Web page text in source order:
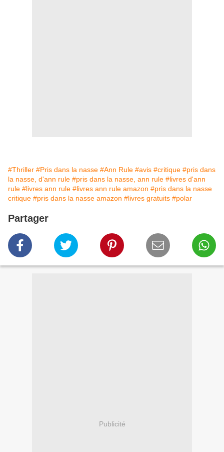
#Thriller #Pris dans la nasse #Ann Rule #avis #critique #pris dans
la nasse, d'ann rule #pris dans la nasse, ann rule #livres d'ann
rule #livres ann rule #livres ann rule amazon #pris dans la nasse
critique #pris dans la nasse amazon #livres gratuits #polar
Partager
Publicité